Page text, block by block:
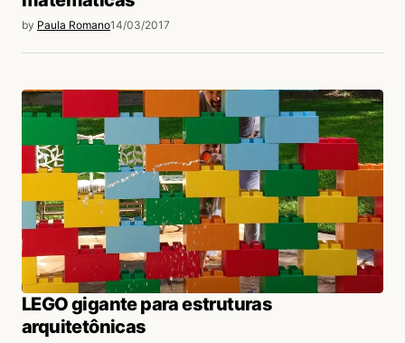
by Paula Romano14/03/2017
LEGO gigante para estruturas
arquitetônicas